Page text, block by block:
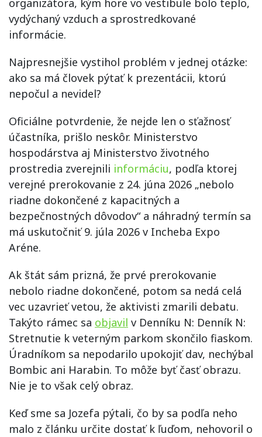
organizátora, kým hore vo vestibule bolo teplo,
vydýchaný vzduch a sprostredkované
informácie.
Najpresnejšie vystihol problém v jednej otázke:
ako sa má človek pýtať k prezentácii, ktorú
nepočul a nevidel?
Oficiálne potvrdenie, že nejde len o sťažnosť
účastníka, prišlo neskôr. Ministerstvo
hospodárstva aj Ministerstvo životného
prostredia zverejnili informáciu, podľa ktorej
verejné prerokovanie z 24. júna 2026 „nebolo
riadne dokončené z kapacitných a
bezpečnostných dôvodov“ a náhradný termín sa
má uskutočniť 9. júla 2026 v Incheba Expo
Aréne.
Ak štát sám prizná, že prvé prerokovanie
nebolo riadne dokončené, potom sa nedá celá
vec uzavrieť vetou, že aktivisti zmarili debatu.
Takýto rámec sa objavil v Denníku N: Denník N:
Stretnutie k veterným parkom skončilo fiaskom.
Úradníkom sa nepodarilo upokojiť dav, nechýbal
Bombic ani Harabin. To môže byť časť obrazu.
Nie je to však celý obraz.
Keď sme sa Jozefa pýtali, čo by sa podľa neho
malo z článku určite dostať k ľuďom, nehovoril o